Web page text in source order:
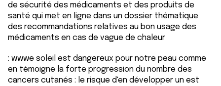
de sécurité des médicaments et des produits de
santé qui met en ligne dans un dossier thématique
des recommandations relatives au bon usage des
médicaments en cas de vague de chaleur
: wwwe soleil est dangereux pour notre peau comme
en témoigne la forte progression du nombre des
cancers cutanés : le risque d'en développer un est